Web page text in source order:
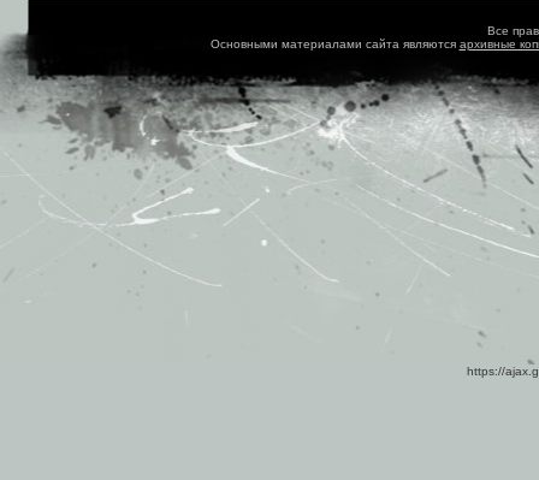
Все
Основными материалами сайта являются архивные
https://